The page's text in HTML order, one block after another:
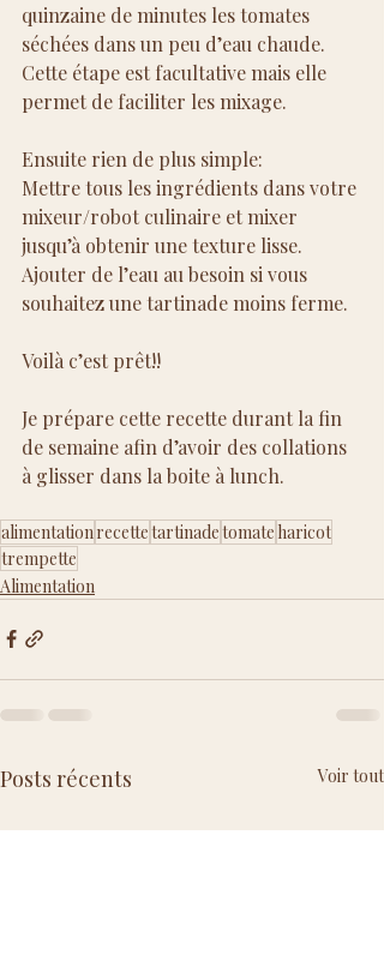
quinzaine de minutes les tomates
séchées dans un peu d’eau chaude.
Cette étape est facultative mais elle
permet de faciliter les mixage.
Ensuite rien de plus simple:
Mettre tous les ingrédients dans votre
mixeur/robot culinaire et mixer
jusqu’à obtenir une texture lisse.
Ajouter de l’eau au besoin si vous
souhaitez une tartinade moins ferme.
Voilà c’est prêt!!
Je prépare cette recette durant la fin
de semaine afin d’avoir des collations
à glisser dans la boite à lunch.
alimentation recettetartinadetomate haricot
trempette
Alimentation
Posts récents Voir tout